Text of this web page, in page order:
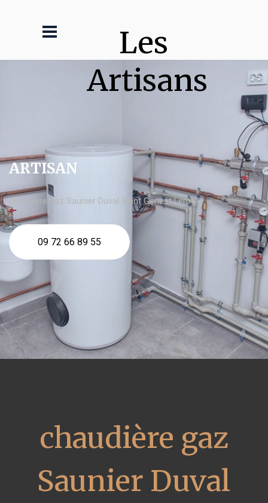
Les
Artisans
ARTISAN
chaudière gaz Saunier Duval Saint Genest Lerpt
09 72 66 89 55
chaudière gaz
Saunier Duval